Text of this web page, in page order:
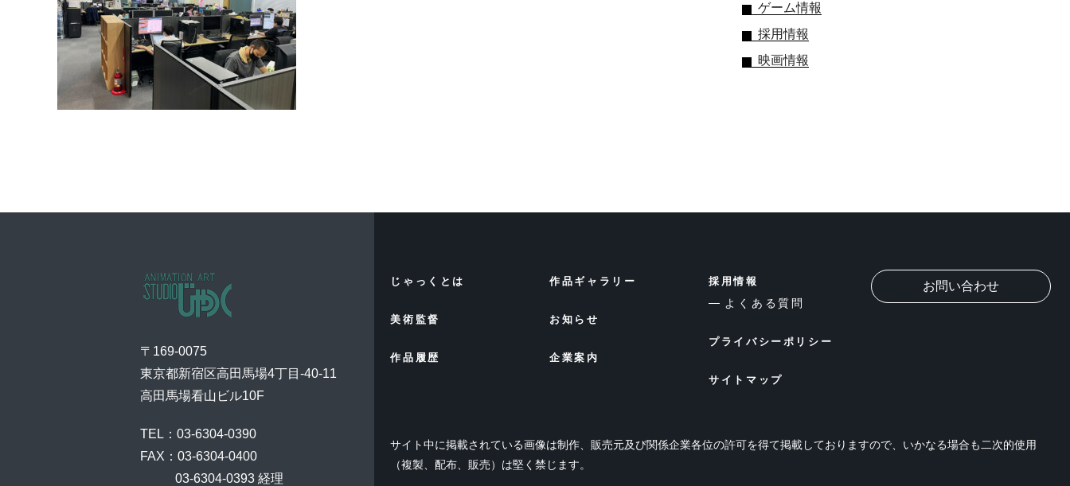
ゲーム情報
採用情報
映画情報
〒169-0075
東京都新宿区高田馬場4丁目-40-11
高田馬場看山ビル10F
TEL：03-6304-0390
FAX：03-6304-0400
03-6304-0393 経理
じゃっくとは
美術監督
作品履歴
作品ギャラリー
お知らせ
企業案内
採用情報
よくある質問
プライバシーポリシー
サイトマップ
お問い合わせ
サイト中に掲載されている画像は制作、販売元及び関係企業各位の許可を得て掲載しておりますので、いかなる場合も二次的使用
（複製、配布、販売）は堅く禁じます。